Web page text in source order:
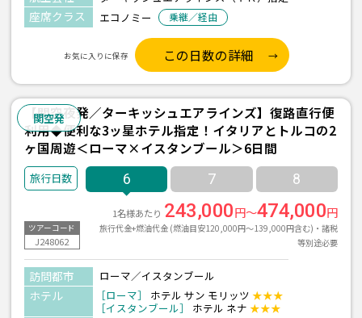
座席クラス エコノミー 乗継／経由
お気に入りに保存 この日数の詳細
関空発
【関空夜発／ターキッシュエアラインズ】復路直行便
利用◆便利な3ッ星ホテル指定！イタリアとトルコの2
ヶ国周遊＜ローマ×イスタンブール＞6日間
6 7 8
ツアーコード
J248062
1名様あたり 243,000円～474,000円
旅行代金+燃油代金 (燃油目安120,000円～139,000円含む)・諸税
等別途必要
訪問都市 ローマ／イスタンブール
ホテル ［ローマ］ ホテル サン モリッツ ★★★
［イスタンブール］
ホテル ネナ ★★★